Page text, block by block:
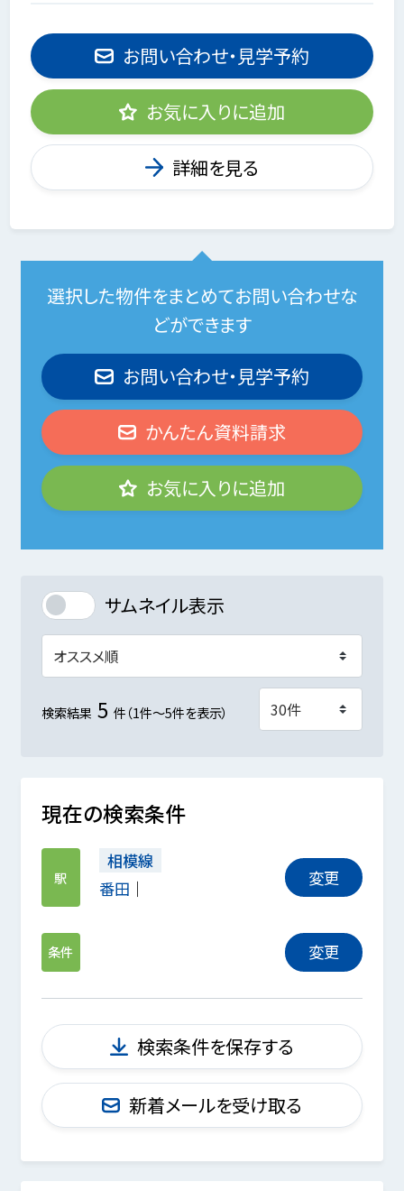
お問い合わせ・見学予約
お気に入りに追加
詳細を見る
選択した物件をまとめてお問い合わせな
どができます
お問い合わせ・見学予約
かんたん資料請求
お気に入りに追加
サムネイル表示
検索結果 5 件（1件～5件を表示）
現在の検索条件
駅
相模線
番田
変更
条件 変更
検索条件を保存する
新着メールを受け取る